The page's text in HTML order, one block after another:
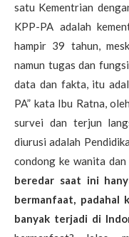
satu Kementrian
KPP-PA adalah
hampir 39 tahun,
namun tugas dan
data dan fakta, itu
PA” kata Ibu Ratna,
survei dan terjun
diurusi adalah
condong ke wanita dan
beredar saat ini
bermanfaat, padahal
banyak terjadi di